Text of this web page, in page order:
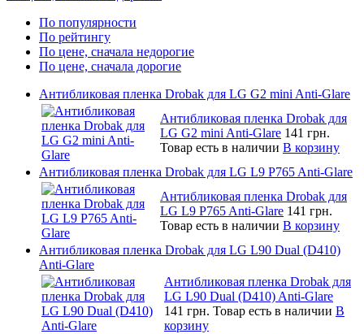
По популярности
По рейтингу
По цене, сначала недорогие
По цене, сначала дорогие
Антибликовая пленка Drobak для LG G2 mini Anti-Glare
Антибликовая пленка Drobak для
LG G2 mini Anti-Glare 141 грн.
Товар есть в наличии В корзину
Антибликовая пленка Drobak для LG L9 P765 Anti-Glare
Антибликовая пленка Drobak для
LG L9 P765 Anti-Glare 141 грн.
Товар есть в наличии В корзину
Антибликовая пленка Drobak для LG L90 Dual (D410)
Anti-Glare
Антибликовая пленка Drobak для
LG L90 Dual (D410) Anti-Glare
141 грн. Товар есть в наличии В
корзину